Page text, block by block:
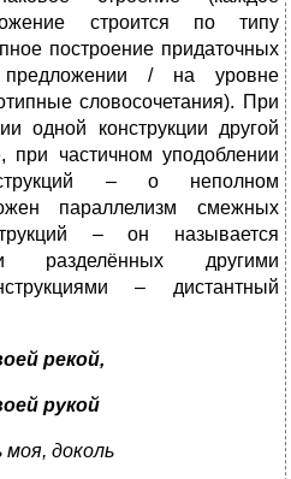
строится по типу
построение придаточных
/ на уровне
словосочетания). При
одной конструкции другой
при частичном уподоблении
– о неполном
параллелизм смежных
– он называется
другими
– дистантный
рекой,
рукой
доколь